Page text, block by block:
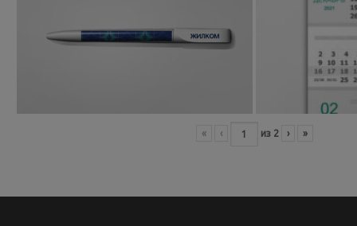
« ‹ из 2 › »